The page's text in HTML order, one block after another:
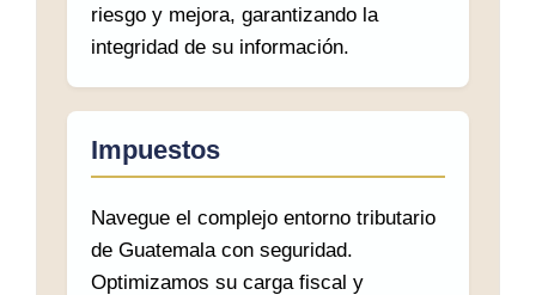
riesgo y mejora, garantizando la
integridad de su información.
Impuestos
Navegue el complejo entorno tributario
de Guatemala con seguridad.
Optimizamos su carga fiscal y